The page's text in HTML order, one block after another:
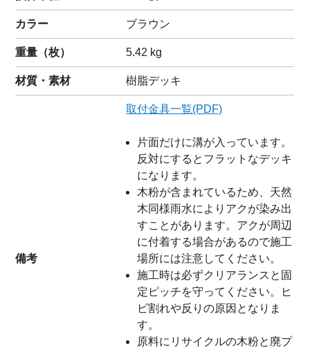
カラー ブラウン
重量（枚） 5.42 kg
材質・素材 樹脂デッキ
備考
取付金具一覧(PDF)
片面だけに溝が入っています。
反対にするとフラットなデッキ
になります。
木粉が含まれているため、天然
木同様雨水によりアクが染み出
すことがあります。アクが周辺
に付着する場合があるので施工
場所には注意してください。
施工時は必ずクリアランスと固
定ピッチを守ってください。ヒ
ビ割れや反りの原因となりま
す。
原料にリサイクルの木粉と廃プ